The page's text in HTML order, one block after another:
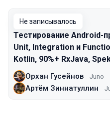
Не записывалось
Тестирование Android-
Unit, Integration и
Kotlin, 90%+ RxJava,
Орхан Гусейнов Juno
Артём Зиннатуллин